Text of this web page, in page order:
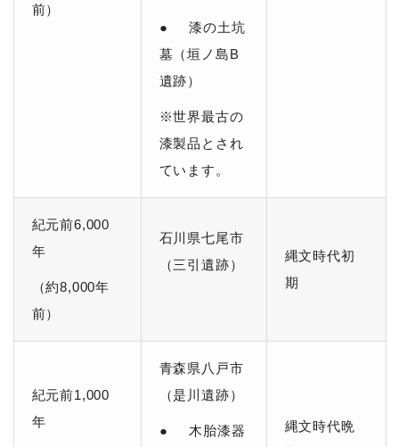
前）
● 漆の土坑
墓（垣ノ島B
遺跡）
※世界最古の
漆製品とされ
ています。
紀元前6,000
年
（約8,000年
前）
石川県七尾市
（三引遺跡）
縄文時代初
期
紀元前1,000
年
青森県八戸市
（是川遺跡）
● 木胎漆器
縄文時代晩